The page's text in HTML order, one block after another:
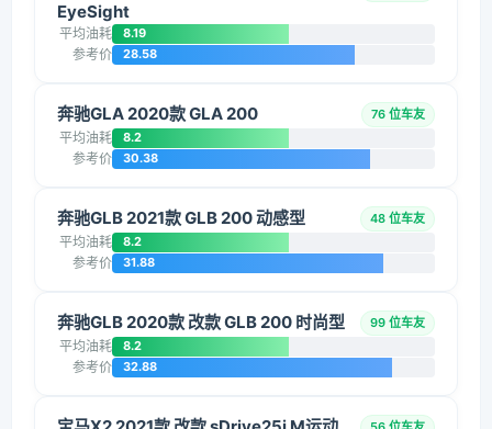
EyeSight
平均油耗 8.19
参考价 28.58
奔驰GLA 2020款 GLA 200 76 位车友
平均油耗 8.2
参考价 30.38
奔驰GLB 2021款 GLB 200 动感型 48 位车友
平均油耗 8.2
参考价 31.88
奔驰GLB 2020款 改款 GLB 200 时尚型 99 位车友
平均油耗 8.2
参考价 32.88